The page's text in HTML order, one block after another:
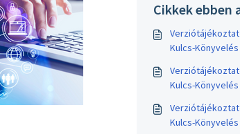
Cikkek ebben
Kulcs-Könyvelés
Kulcs-Könyvelés
Kulcs-Könyvelés